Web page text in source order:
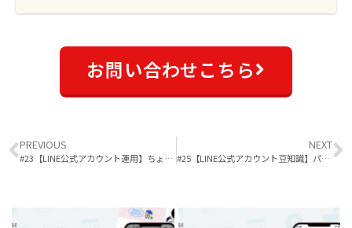
お問い合わせこちら
PREVIOUS
#23【LINE公式アカウント運用】ちょっとの工夫でクリック率が変わる？！リッチメッセージの作り方
NEXT
#25【LINE公式アカウント豆知識】パワーポイントでクリスマスはがきを作ってみた！図形や頂点の編集機能を使って簡単に描ける方法